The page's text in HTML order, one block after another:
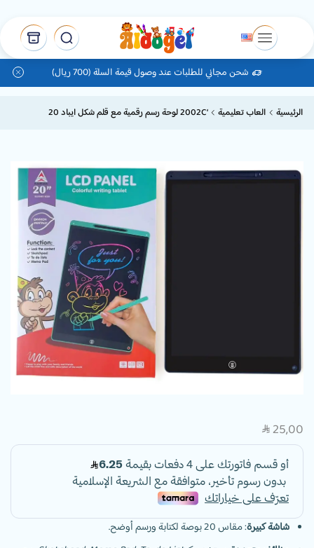
شحن مجاني للطلبات عند وصول قيمة السلة (700 ريال)
الرئيسية العاب تعليمية ‘2002C لوحة رسم رقمية مع قلم شكل ايباد 20
SAR 25,00
شاشة كبيرة: مقاس 20 بوصة لكتابة ورسم أوضح.